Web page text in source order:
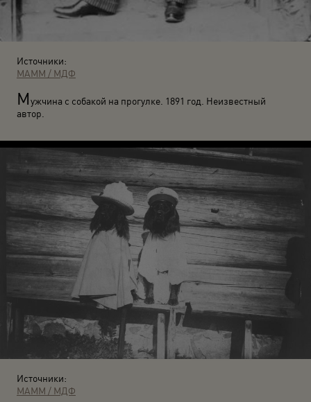
Источники:
МАММ / МДФ
Мужчина с собакой на прогулке. 1891 год. Неизвестный
автор.
Источники:
МАММ / МДФ